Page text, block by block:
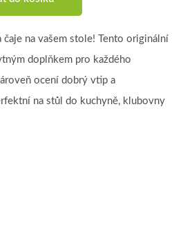
na vašem stole! Tento originální
doplňkem pro každého
ocení dobrý vtip a
na stůl do kuchyně, klubovny